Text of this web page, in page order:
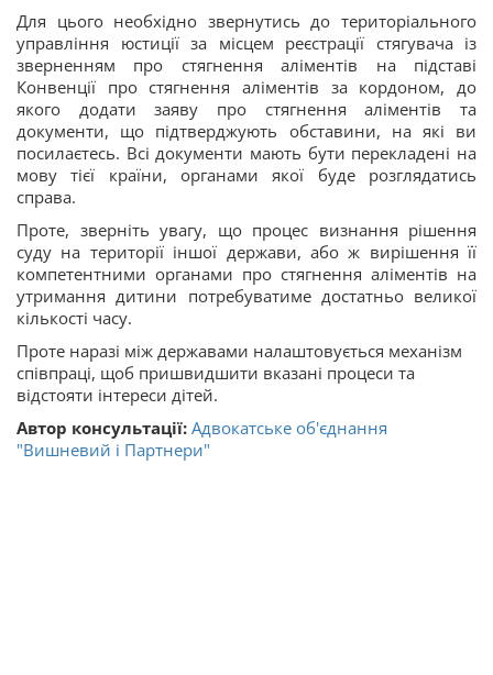
Для цього необхідно звернутись до територіального
управління юстиції за місцем реєстрації стягувача із
зверненням про стягнення аліментів на підставі
Конвенції про стягнення аліментів за кордоном, до
якого додати заяву про стягнення аліментів та
документи, що підтверджують обставини, на які ви
посилаєтесь. Всі документи мають бути перекладені на
мову тієї країни, органами якої буде розглядатись
справа.
Проте, зверніть увагу, що процес визнання рішення
суду на території іншої держави, або ж вирішення її
компетентними органами про стягнення аліментів на
утримання дитини потребуватиме достатньо великої
кількості часу.
Проте наразі між державами налаштовується механізм
співпраці, щоб пришвидшити вказані процеси та
відстояти інтереси дітей.
Автор консультації: Адвокатське об'єднання
"Вишневий і Партнери"